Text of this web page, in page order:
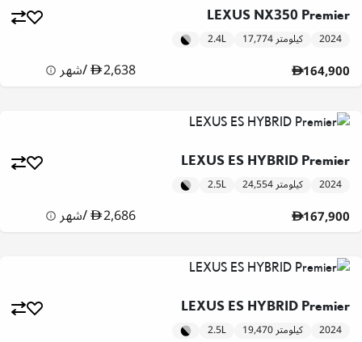
LEXUS NX350 Premier
2024 17,774 كيلومتر 2.4L
164,900
2,638
/شهر
LEXUS ES HYBRID Premier
2024 24,554 كيلومتر 2.5L
167,900
2,686
/شهر
LEXUS ES HYBRID Premier
2024 19,470 كيلومتر 2.5L